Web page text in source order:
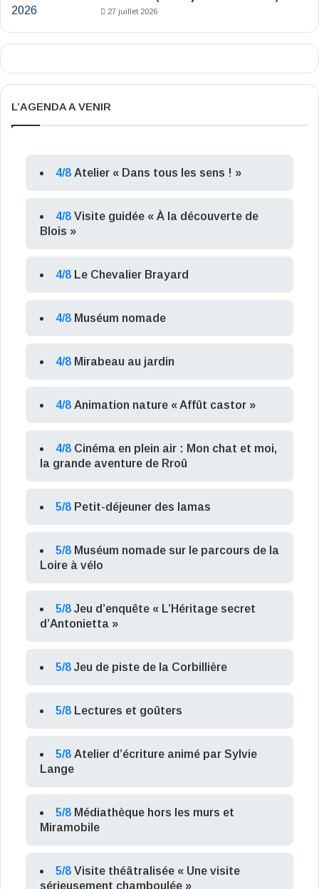
27 juillet 2026
L’AGENDA A VENIR
4/8 Atelier « Dans tous les sens ! »
4/8 Visite guidée « À la découverte de
Blois »
4/8 Le Chevalier Brayard
4/8 Muséum nomade
4/8 Mirabeau au jardin
4/8 Animation nature « Affût castor »
4/8 Cinéma en plein air : Mon chat et moi,
la grande aventure de Rroû
5/8 Petit-déjeuner des lamas
5/8 Muséum nomade sur le parcours de la
Loire à vélo
5/8 Jeu d’enquête « L’Héritage secret
d’Antonietta »
5/8 Jeu de piste de la Corbillière
5/8 Lectures et goûters
5/8 Atelier d’écriture animé par Sylvie
Lange
5/8 Médiathèque hors les murs et
Miramobile
5/8 Visite théâtralisée « Une visite
sérieusement chamboulée »